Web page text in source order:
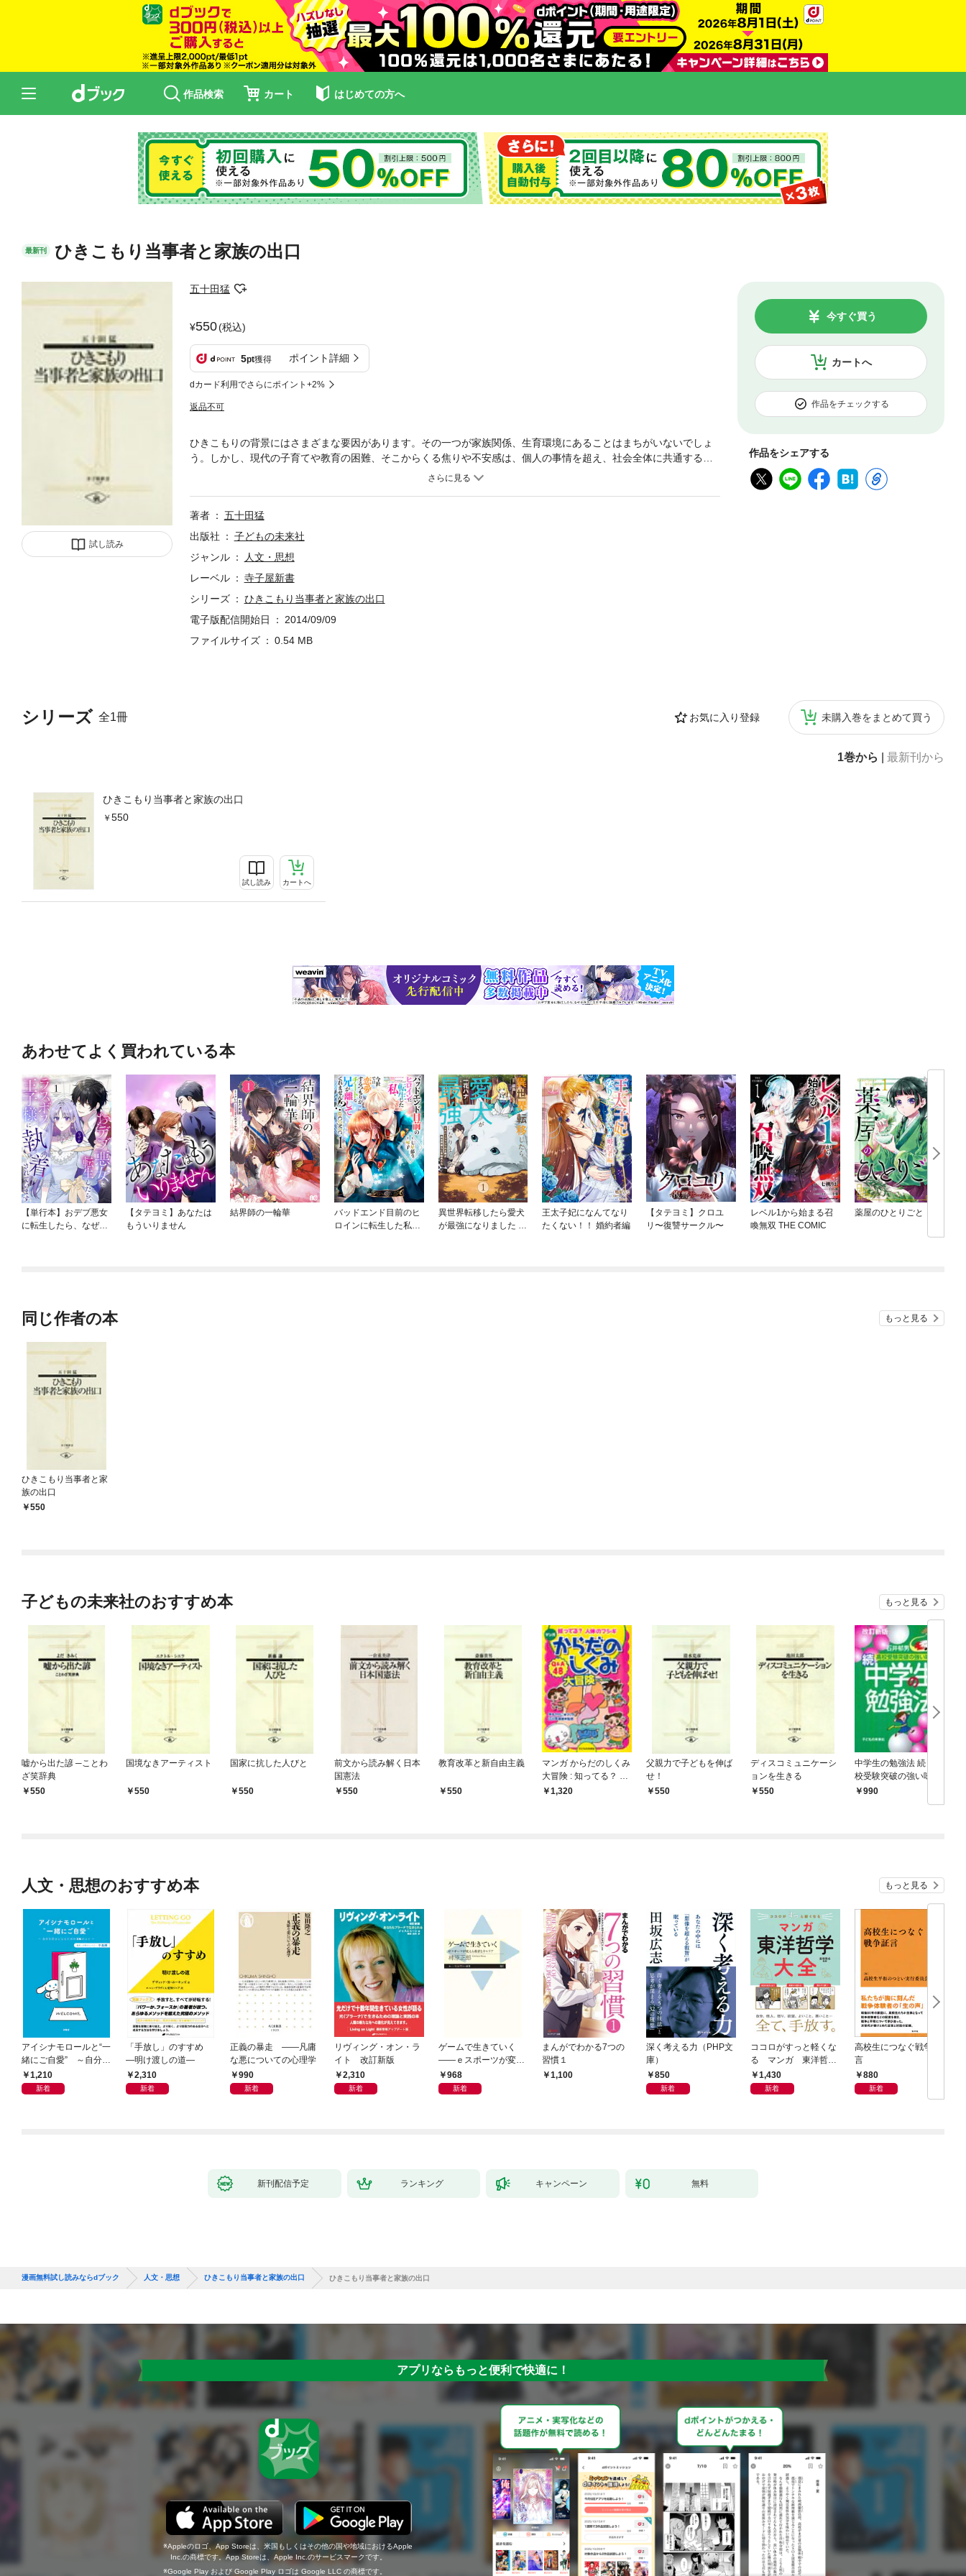
作品検索 カート はじめての方へ
最新刊 ひきこもり当事者と家族の出口
試し読み
五十田猛
550(税込)
5pt獲得 ポイント詳細
dカード利用でさらにポイント+2%
返品不可
カートへ
今すぐ買う
作品をチェックする
作品をシェアする
シリーズ 全1冊 お気に入り登録 未購入巻をまとめて買う
1巻から 最新刊から
ひきこもり当事者と家族の出口
550
試し読み カートへ
ひきこもりの背景にはさまざまな要因があります。その一つが家族関係、生育環境にあることはまちがいないでしょ
う。しかし、現代の子育てや教育の困難、そこからくる焦りや不安感は、個人の事情を超え、社会全体に共通する問
題としてとらえるべきことです。このような理解のもとで、子ども・若者たちを受けとめ、家族を含めて支援してい
性を具体的にまとめたものです。
著者
五十田猛
出版社
子どもの未来社
ジャンル
人文・思想
レーベル
寺子屋新書
シリーズ
ひきこもり当事者と家族の出口
電子版配信開始日
2014/09/09
ファイルサイズ
0.54 MB
あわせてよく買われている本
【単行本】おデブ悪女
に転生したら、なぜか
【タテヨミ】あなたは
もういりません
結界師の一輪華
バッドエンド目前のヒ
ロインに転生した私、
異世界転移したら愛犬
が最強になりました ～
王太子妃になんてなり
たくない！！ 婚約者編
【タテヨミ】クロユ
リ〜復讐サークル〜
レベル1から始まる召
喚無双 THE COMIC
薬屋のひとりごと
同じ作者の本 もっと見る
ひきこもり当事者と家
族の出口
550
子どもの未来社のおすすめ本 もっと見る
嘘から出た諺 ─ことわ
ざ笑辞典
550
国境なきアーティスト
550
国家に抗した人びと
550
前文から読み解く日本
国憲法
550
教育改革と新自由主義
550
マンガ からだのしくみ
大冒険 : 知ってる？ 人
体のフシギ
1,320
父親力で子どもを伸ば
せ！
550
ディスコミュニケーシ
ョンを生きる
550
中学生の勉強法 続：高
校受験突破の強い味
方！［改訂新版］
990
人文・思想のおすすめ本 もっと見る
アイシナモロールと“一
緒にご自愛” ～自分を
好きになるための56の
コツ～
1,210
新着
「手放し」のすすめ
―明け渡しの道―
2,310
新着
正義の暴走 ――凡庸
な悪についての心理学
990
新着
リヴィング・オン・ラ
イト 改訂新版
2,310
新着
ゲームで生きていく
――ｅスポーツが変え
る教育とキャリア
968
新着
まんがでわかる7つの
習慣１
1,100
深く考える力（PHP文
庫）
850
新着
ココロがすっと軽くな
る マンガ 東洋哲学
大全1,430
新着
高校生につなぐ戦争証
言
880
新着
新刊配信予定 ランキング キャンペーン 無料
漫画無料試し読みならdブック 人文・思想 ひきこもり当事者と家族の出口 ひきこもり当事者と家族の出口
アプリならもっと便利で快適に！
Appleのロゴ、App Storeは、米国もしくはその他の国や地域におけるApple
Inc.の商標です。App Storeは、Apple Inc.のサービスマークです。
Google Play および Google Play ロゴは Google LLC の商標です。